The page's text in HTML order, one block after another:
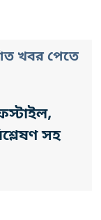
খবর পেতে
সহ